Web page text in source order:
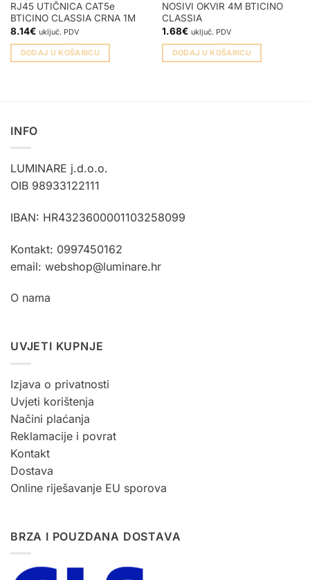
RJ45 UTIČNICA CAT5e
BTICINO CLASSIA CRNA 1M
8.14€ uključ. PDV
DODAJ U KOŠARICU
NOSIVI OKVIR 4M BTICINO
CLASSIA
1.68€ uključ. PDV
DODAJ U KOŠARICU
INFO
LUMINARE j.d.o.o.
OIB 98933122111
IBAN: HR4323600001103258099
Kontakt: 0997450162
email: webshop@luminare.hr
O nama
UVJETI KUPNJE
Izjava o privatnosti
Uvjeti korištenja
Načini plaćanja
Reklamacije i povrat
Kontakt
Dostava
Online riješavanje EU sporova
BRZA I POUZDANA DOSTAVA